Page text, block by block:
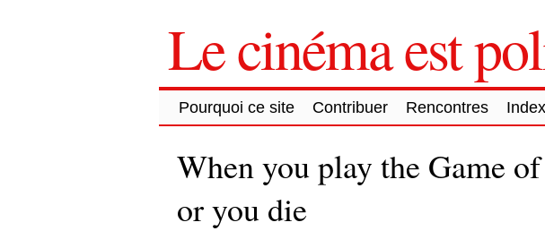
Le cinéma est
Pourquoi ce site Contribuer Rencontres
When you play the Game
or you die